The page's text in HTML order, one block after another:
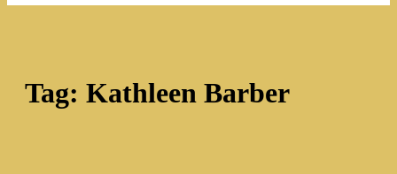
Tag: Kathleen Barber